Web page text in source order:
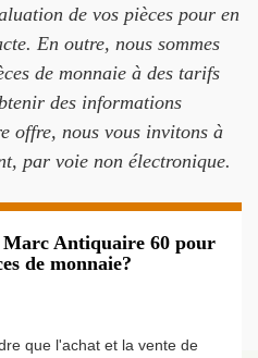
de vos pièces pour en
En outre, nous sommes
de monnaie à des tarifs
des informations
offre, nous vous invitons à
par voie non électronique.
Antiquaire 60 pour
de monnaie?
que l'achat et la vente de